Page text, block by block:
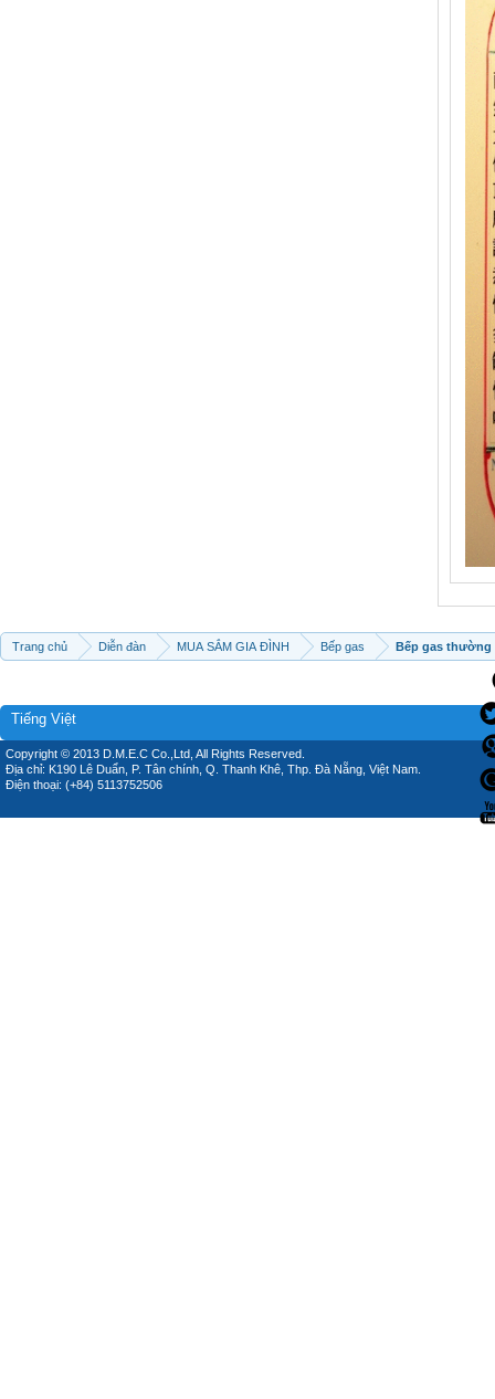
Trang chủ Diễn đàn MUA SẮM GIA ĐÌNH Bếp gas Bếp gas thường
Tiếng Việt
Copyright © 2013 D.M.E.C Co.,Ltd, All Rights Reserved.
Địa chỉ: K190 Lê Duẩn, P. Tân chính, Q. Thanh Khê, Thp. Đà Nẵng, Việt Nam.
Điện thoại: (+84) 5113752506